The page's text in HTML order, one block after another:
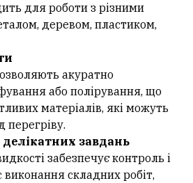
для роботи з різними
деревом, пластиком,
акуратно
або полірування, що
матеріалів, які можуть
перегріву.
завдань
забезпечує контроль і
складних робіт,